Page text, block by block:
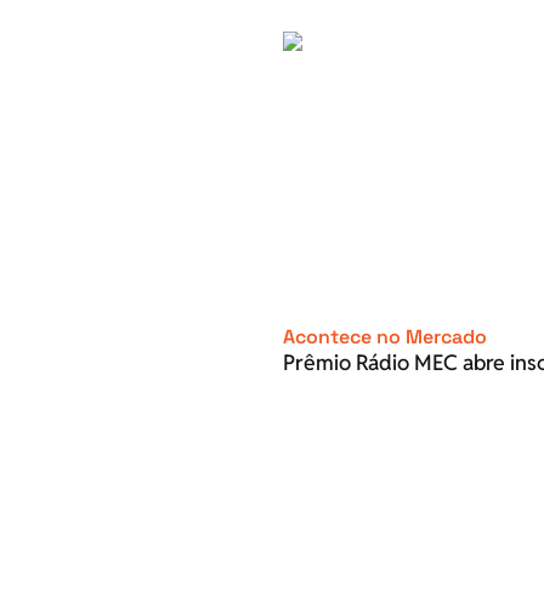
Acontece no Mercado
Prêmio Rádio MEC abre